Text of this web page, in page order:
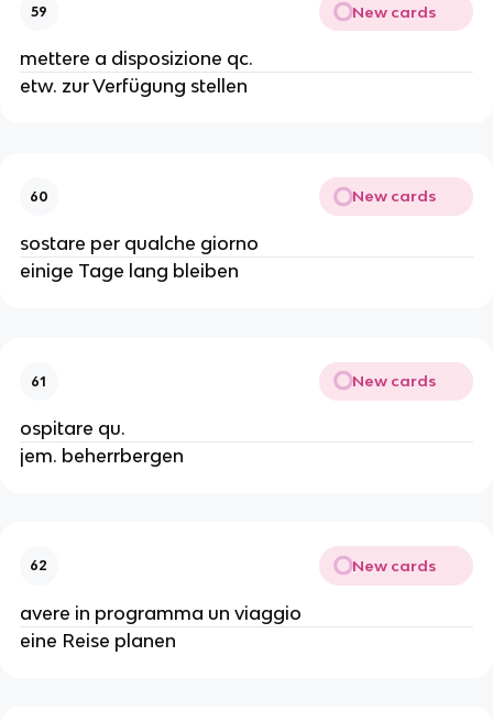
59 New cards
mettere a disposizione qc.
etw. zur Verfügung stellen
60 New cards
sostare per qualche giorno
einige Tage lang bleiben
61 New cards
ospitare qu.
jem. beherrbergen
62 New cards
avere in programma un viaggio
eine Reise planen